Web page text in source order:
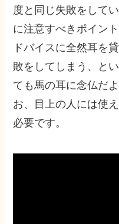
度と同じ失敗をして
に注意すべきポイン
ドバイスに全然耳を
敗をしてしまう、と
ても馬の耳に念仏だ
お、目上の人には使
必要です。